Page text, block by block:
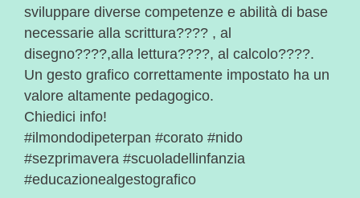
sviluppare diverse competenze e abilità di base
necessarie alla scrittura???? , al
disegno????,alla lettura????, al calcolo????.
Un gesto grafico correttamente impostato ha un
valore altamente pedagogico.
Chiedici info!
#ilmondodipeterpan #corato #nido
#sezprimavera #scuoladellinfanzia
#educazionealgestografico